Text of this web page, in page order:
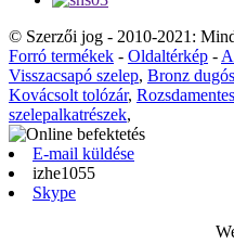
© Szerzői jog - 2010-2021:
Forró termékek - Oldaltérkép -
Visszacsapó szelep, Bronz
Kovácsolt tolózár,
szelepalkatrészek,
E-mail küldése
izhe1055
Skype